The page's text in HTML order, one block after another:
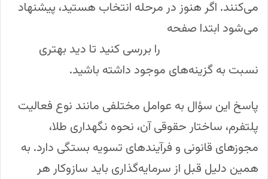
می‌کنند. اگر هنوز در مرحله انتخاب هستید، پیشنهاد
می‌شود ابتدا صفحه
را بررسی کنید تا دید بهتری
نسبت به گزینه‌های موجود داشته باشید.
پاسخ این سؤال به عوامل مختلفی مانند نوع فعالیت
پلتفرم، ساختار حقوقی آن، نحوه نگهداری طلا،
مجوزهای قانونی و فرآیندهای تسویه بستگی دارد. به
همین دلیل قبل از سرمایه‌گذاری باید سازوکار هر